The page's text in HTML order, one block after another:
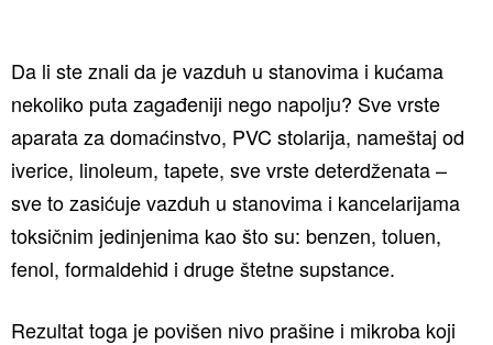
Da li ste znali da je vazduh u stanovima i kućama
nekoliko puta zagađeniji nego napolju? Sve vrste
aparata za domaćinstvo, PVC stolarija, nameštaj od
iverice, linoleum, tapete, sve vrste deterdženata –
sve to zasićuje vazduh u stanovima i kancelarijama
toksičnim jedinjenima kao što su: benzen, toluen,
fenol, formaldehid i druge štetne supstance.
Rezultat toga je povišen nivo prašine i mikroba koji